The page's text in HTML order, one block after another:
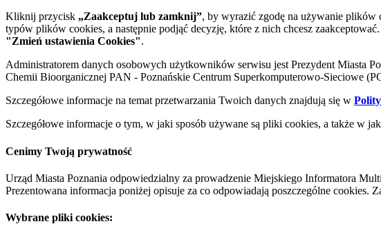
Kliknij przycisk „Zaakceptuj lub zamknij”, by wyrazić zgodę na używanie plików
typów plików cookies, a następnie podjąć decyzję, które z nich chcesz
"Zmień ustawienia Cookies".
Administratorem danych osobowych użytkowników serwisu jest Prezydent Miasta
Chemii Bioorganicznej PAN - Poznańskie Centrum Superkomputerowo-Sieciowe
Szczegółowe informacje na temat przetwarzania Twoich danych znajdują się w
Szczegółowe informacje o tym, w jaki sposób używane są pliki cookies, a także w
Cenimy Twoją prywatność
Urząd Miasta Poznania odpowiedzialny za prowadzenie Miejskiego Informatora
Prezentowana informacja poniżej opisuje za co odpowiadają poszczególne
Wybrane pliki cookies: